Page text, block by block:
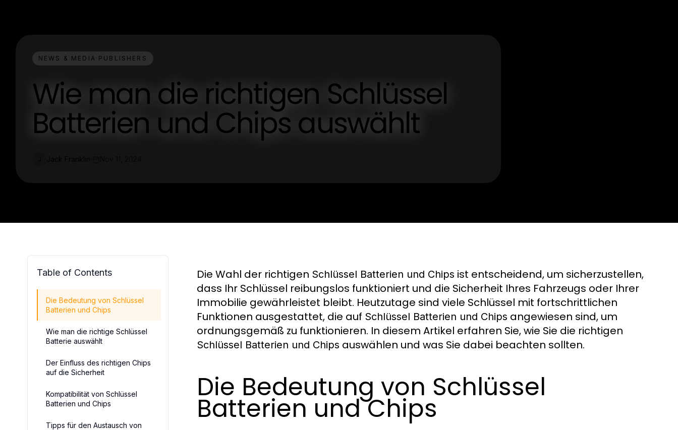
NEWS & MEDIA PUBLISHERS
Wie man die richtigen Schlüssel
Batterien und Chips auswählt
Table of Contents
Die Bedeutung von Schlüssel
Batterien und Chips
Wie man die richtige Schlüssel
Batterie auswählt
Der Einfluss des richtigen Chips
auf die Sicherheit
Kompatibilität von Schlüssel
Batterien und Chips
Tipps für den Austausch von
Die Wahl der richtigen Schlüssel Batterien und Chips ist entscheidend, um sicherzustellen,
dass Ihr Schlüssel reibungslos funktioniert und die Sicherheit Ihres Fahrzeugs oder Ihrer
Immobilie gewährleistet bleibt. Heutzutage sind viele Schlüssel mit fortschrittlichen
Funktionen ausgestattet, die auf Schlüssel Batterien und Chips angewiesen sind, um
ordnungsgemäß zu funktionieren. In diesem Artikel erfahren Sie, wie Sie die richtigen
Schlüssel Batterien und Chips auswählen und was Sie dabei beachten sollten.
Die Bedeutung von Schlüssel
Batterien und Chips